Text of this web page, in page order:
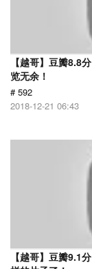
【越哥】豆瓣8.8
览无余！
# 592
2018-12-21 06:43
【越哥】豆瓣9.1